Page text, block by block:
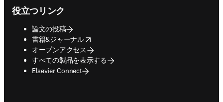
役立つリンク
論文の投稿
書籍&ジャーナル
opens in new tab/window
オープンアクセス
すべての製品を表示する
Elsevier Connect